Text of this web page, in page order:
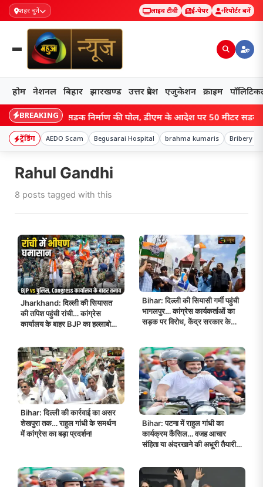
शहर चुनें लाइव टीवी ई-पेपर रिपोर्टर बनें
होम नेशनल बिहार झारखण्ड उत्तर प्रदेश एजुकेशन क्राइम
BREAKING
ने खोली सड़क निर्माण की पोल, डीएम के आदेश पर 50 मीटर सड़क
ट्रेंडिंग AEDO Scam Begusarai Hospital brahma kumaris Bribery
Rahul Gandhi
8 posts tagged with this
Jharkhand: दिल्ली की सियासत
की तपिश पहुंची रांची… कांग्रेस
कार्यालय के बाहर BJP का हल्लाबोल,
कार्यकर्ता!
Bihar: दिल्ली की सियासी गर्मी पहुंची
भागलपुर… कांग्रेस कार्यकर्ताओं का
सड़क पर विरोध, केंद्र सरकार के
Bihar: दिल्ली की कार्रवाई का असर
शेखपुरा तक… राहुल गांधी के समर्थन
में कांग्रेस का बड़ा प्रदर्शन!
Bihar: पटना में राहुल गांधी का
कार्यक्रम कैंसिल… वजह आचार
संहिता या अंदरखाने की अधूरी तैयारी?